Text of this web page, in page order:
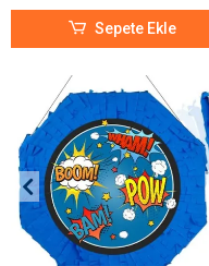
Sepete Ekle